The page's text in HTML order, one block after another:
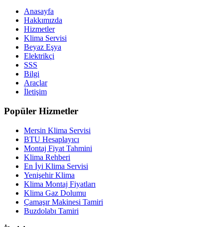
Anasayfa
Hakkımızda
Hizmetler
Klima Servisi
Beyaz Eşya
Elektrikçi
SSS
Bilgi
Araçlar
İletişim
Popüler Hizmetler
Mersin Klima Servisi
BTU Hesaplayıcı
Montaj Fiyat Tahmini
Klima Rehberi
En İyi Klima Servisi
Yenişehir Klima
Klima Montaj Fiyatları
Klima Gaz Dolumu
Çamaşır Makinesi Tamiri
Buzdolabı Tamiri